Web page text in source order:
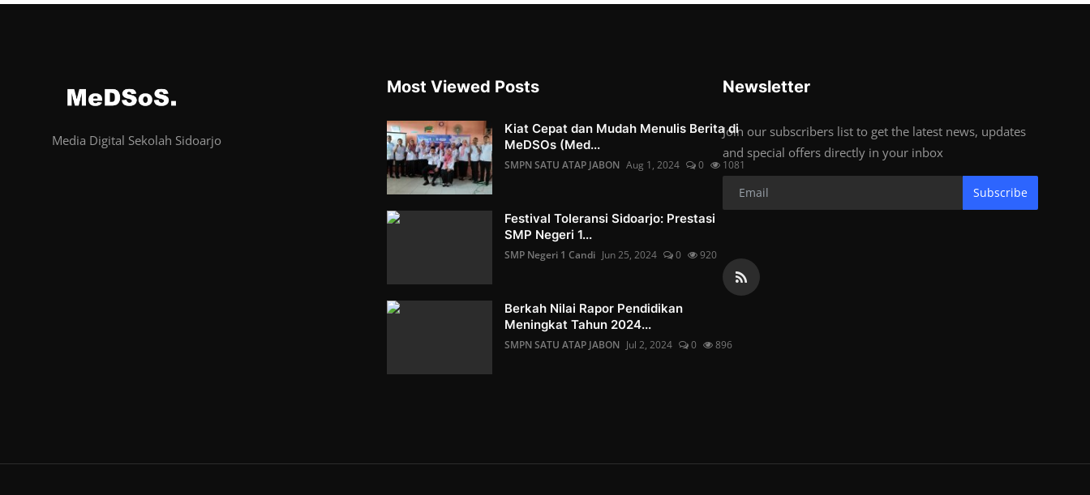
Media Digital Sekolah Sidoarjo
Most Viewed Posts
Kiat Cepat dan Mudah Menulis Berita di
MeDSOs (Med...
SMPN SATU ATAP JABON Aug 1, 2024 0 1081
Festival Toleransi Sidoarjo: Prestasi
SMP Negeri 1...
SMP Negeri 1 Candi Jun 25, 2024 0 920
Berkah Nilai Rapor Pendidikan
Meningkat Tahun 2024...
SMPN SATU ATAP JABON Jul 2, 2024 0 896
Newsletter
Join our subscribers list to get the latest news, updates
and special offers directly in your inbox
Subscribe